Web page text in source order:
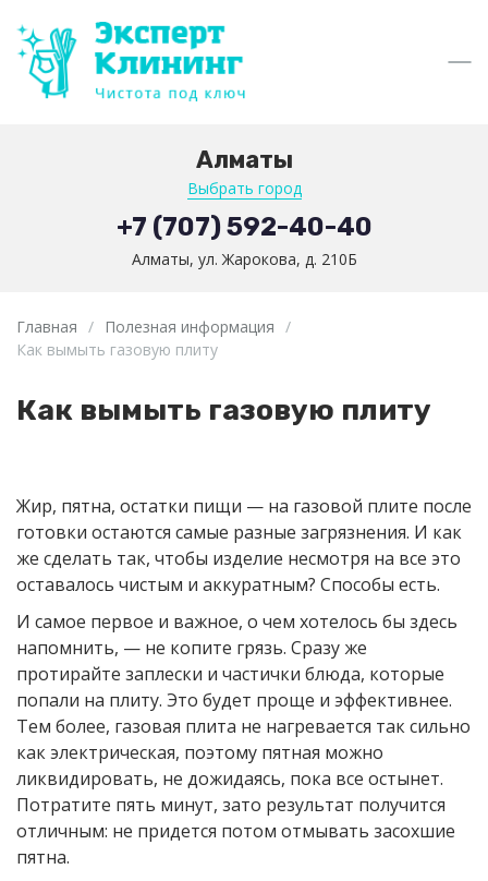
Алматы
Выбрать город
+7 (707) 592-40-40
Алматы, ул. Жарокова, д. 210Б
Главная / Полезная информация /
Как вымыть газовую плиту
Как вымыть газовую плиту
Жир, пятна, остатки пищи — на газовой плите после
готовки остаются самые разные загрязнения. И как
же сделать так, чтобы изделие несмотря на все это
оставалось чистым и аккуратным? Способы есть.
И самое первое и важное, о чем хотелось бы здесь
напомнить, — не копите грязь. Сразу же
протирайте заплески и частички блюда, которые
попали на плиту. Это будет проще и эффективнее.
Тем более, газовая плита не нагревается так сильно
как электрическая, поэтому пятная можно
ликвидировать, не дожидаясь, пока все остынет.
Потратите пять минут, зато результат получится
отличным: не придется потом отмывать засохшие
пятна.